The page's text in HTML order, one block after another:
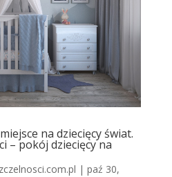
na dziecięcy świat.
– pokój dziecięcy na
| paź 30,